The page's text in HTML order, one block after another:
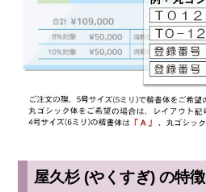
屋久杉 (やくすぎ) の特徴